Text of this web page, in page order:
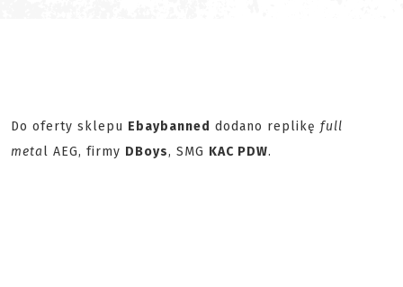
Do oferty sklepu Ebaybanned dodano replikę full
metal AEG, firmy DBoys, SMG KAC PDW.